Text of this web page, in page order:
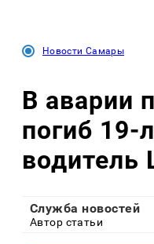
Новости Самары
В аварии
погиб 19-
водитель
Служба новостей
Автор статьи